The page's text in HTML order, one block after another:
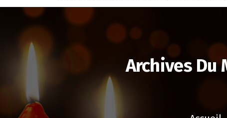
Archives Du